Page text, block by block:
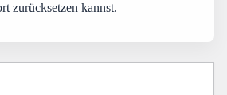
zurücksetzen kannst.